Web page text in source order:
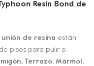
Resin Bond de
de resina están
pisos para pulir o
Terrazo, Mármol,